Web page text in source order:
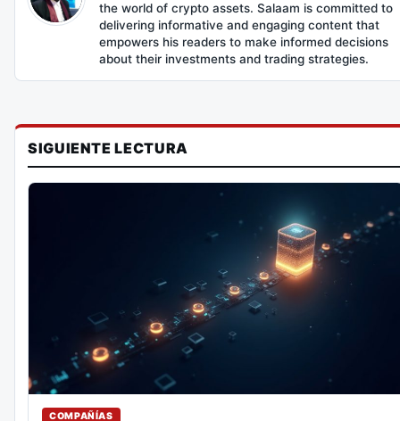
the world of crypto assets. Salaam is committed to
delivering informative and engaging content that
empowers his readers to make informed decisions
about their investments and trading strategies.
SIGUIENTE LECTURA
COMPAÑÍAS